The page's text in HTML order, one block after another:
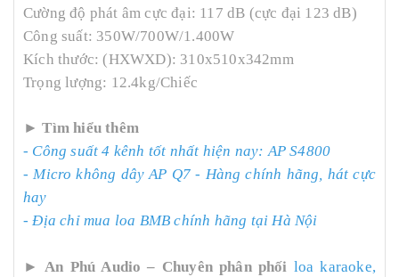
Cường độ phát âm cực đại: 117 dB (cực đại 123 dB)
Công suất: 350W/700W/1.400W
Kích thước: (HXWXD): 310x510x342mm
Trọng lượng: 12.4kg/Chiếc
► Tìm hiểu thêm
- Công suất 4 kênh tốt nhất hiện nay: AP S4800
- Micro không dây AP Q7 - Hàng chính hãng, hát cực
hay
- Địa chỉ mua loa BMB chính hãng tại Hà Nội
►An Phú Audio – Chuyên phân phối loa karaoke,